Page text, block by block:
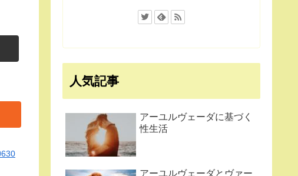
人気記事
アーユルヴェーダに基づく
性生活
アーユルヴェーダとヴァー